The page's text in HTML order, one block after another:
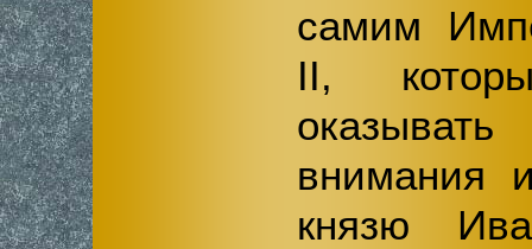
самим
II,
внимания
князю